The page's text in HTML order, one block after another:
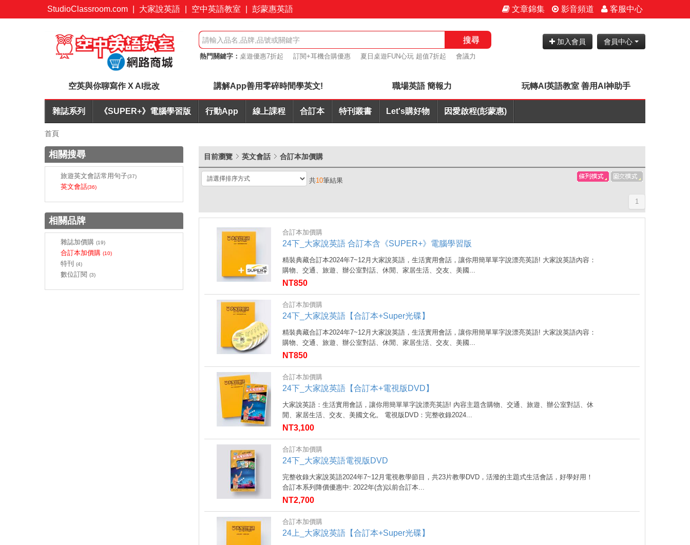
StudioClassroom.com 大家說英語 空中英語教室 彭蒙惠英語 文章錦集 影音頻道 客服中心
搜尋
熱門關鍵字： 桌遊優惠7折起 訂閱+耳機合購優惠 夏日桌遊FUN心玩 超值7折起
會議力
加入會員 會員中心
空英與你聊寫作 X AI批改 講解App善用零碎時間學英文! 職場英語 簡報力 玩轉AI英語教室 善用AI神助手
雜誌系列 《SUPER+》電腦學習版 行動App 線上課程 合訂本 特刊叢書 Let's購好物 因愛啟程(彭蒙惠)
首頁
相關搜尋
旅遊英文會話常用句子(37)
英文會話(36)
相關品牌
雜誌加價購 (19)
合訂本加價購 (10)
特刊 (4)
數位訂閱 (3)
目前瀏覽 英文會話 合訂本加價購
共10筆結果
1
合訂本加價購
24下_大家說英語 合訂本含《SUPER+》電腦學習版
精裝典藏合訂本2024年7~12月大家說英語，生活實用會話，讓你用簡單單字說漂亮英語! 大家說英語內容：
購物、交通、旅遊、辦公室對話、休閒、家居生活、交友、美國...
NT850
合訂本加價購
24下_大家說英語【合訂本+Super光碟】
精裝典藏合訂本2024年7~12月大家說英語，生活實用會話，讓你用簡單單字說漂亮英語! 大家說英語內容：
購物、交通、旅遊、辦公室對話、休閒、家居生活、交友、美國...
NT850
合訂本加價購
24下_大家說英語【合訂本+電視版DVD】
大家說英語：生活實用會話，讓你用簡單單字說漂亮英語! 內容主題含購物、交通、旅遊、辦公室對話、休
閒、家居生活、交友、美國文化。 電視版DVD：完整收錄2024...
NT3,100
合訂本加價購
24下_大家說英語電視版DVD
完整收錄大家說英語2024年7~12月電視教學節目，共23片教學DVD，活潑的主題式生活會話，好學好用！
合訂本系列降價優惠中: 2022年(含)以前合訂本...
NT2,700
合訂本加價購
24上_大家說英語【合訂本+Super光碟】